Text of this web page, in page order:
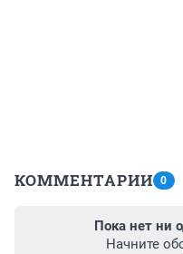
КОММЕНТАРИИ 0
Пока нет ни
Начните